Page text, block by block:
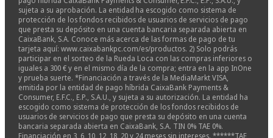
sujeta a su aprobación. La entidad ha escogido como sistema de
protección de los fondos recibidos de usuarios de servicios de pago
que presta su depósito en una cuenta bancaria separada abierta en
CaixaBank, S.A. Conoce más acerca de las formas de pago de tu
tarjeta aquí: www.caixabankpc.com/es/productos. 2) Solo podrás
participar en el sorteo de la Rueda Loca con las compras inferiores o
iguales a 300 € y en el mismo día de la compra; entra en la app InOne
y prueba suerte. *Financiación a través de la MediaMarkt VISA,
emitida por la entidad de pago híbrida CaixaBank Payments &
Consumer, E.F.C., E.P., S.A.U., y sujeta a su autorización. La entidad ha
escogido como sistema de protección de los fondos recibidos de
usuarios de servicios de pago que presta su depósito en una cuenta
bancaria separada abierta en CaixaBank, S.A. TIN 0% TAE 0%.
Financiación en 3, 6, 10, 12, 18, 20 y 24 meses sin intereses. ******TAE